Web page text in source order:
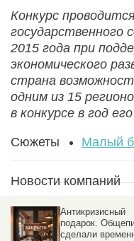
Конкурс
государственного
2015 года при
экономического
страна
одним из 15
в конкурсе в год
Сюжеты Малый
Новости компаний
Антикризисный
подарок.
сделали